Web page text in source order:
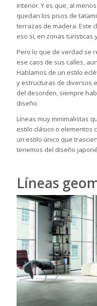
interior. Y es que, al
quedan los pisos de
terrazas de madera. Este
eso sí, en zonas turísticas
Pero lo que de verdad se
ese caos de sus calles,
Hablamos de un estilo
y estructuras de diversos
del desorden, siempre
diseño.
Líneas muy minimalistas
estilo clásico o elementos
un estilo único que
tenemos del diseño
Líneas